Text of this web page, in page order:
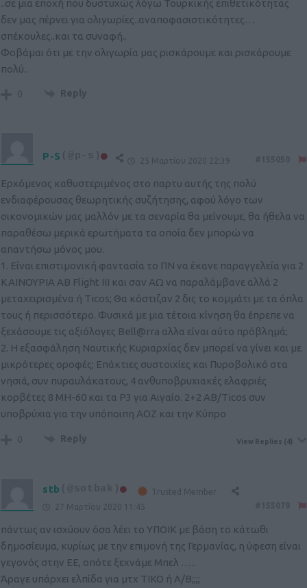
..σε μια εποχή που δυστυχώς λόγω Τουρκικής επιθετικότητας
δεν μας πέρνει για ολιγωρίες..αναποφασιστικότητες…
σπέκουλες..και τα συναφή..
Φοβάμαι ότι με την ολιγωρία μας ρισκάρουμε και ρισκάρουμε
πολύ..
0 Reply
P-S (@p-s) 25 Μαρτίου 2020 22:39
Ερχόμενος καθυστεριμένος στο παρτυ αυτής της πολύ
ενδιαφέρουσας θεωρητικής συζήτησης, αφού λόγο των
οικονομικών μας μαλλόν με τα σεναρία θα μείνουμε, θα ήθελα να
παραθέσω μερικά ερωτήματα τα οποία δεν μπορώ να
απαντήσω μόνος μου.
1. Είναι επιστιμονική φαντασία το ΠΝ να έκανε παραγγελεία για 2
ΚΑΙΝΟΥΡΙΑ ΑΒ Flight III και σαν ΑΩ να παραλάμβανε αλλά 2
μεταχειρισμένα ή Ticos; Θα κόστιζαν 2 δις το κομμάτι με τα όπλα
τους ή περισσότερο. Φυσικά με μια τέτοια κίνηση θα έπρεπε να
ξεχάσουμε τις αξιόλογες Bell@rra αλλα είναι αύτο πρόβλημά;
2. Η εξασφάληση Ναυτικής Κυριαρχίας δεν μπορεί να γίνει και με
μικρότερες οροφές; Επάκτιες συστοιχίες και Πυροβολικό στα
νησιά, συν πυραυλάκατους, 4 ανθυποβρυχιακές ελαφριές
κορβέτες 8 MH-60 και τα P3 για Αιγαίο. 2+2 ΑΒ/Ticos συν
υποβρύχια για την υπόποιπη ΑΟΖ και την Κύπρο
0 Reply View Replies (4)
stb (@sotbak)
Trusted Member
27 Μαρτίου 2020 11:45
πάντως αν ισχύουν όσα λέει το ΥΠΟΙΚ με βάση το κάτωθι
δημοσίευμα, κυρίως με την επιμονή της Γερμανίας, η ύφεση είναι
γεγονός στην ΕΕ, οπότε ξεχνάμε Μπελ …..
Άραγε υπάρχει ελπίδα για μτχ ΤΙΚΟ ή Α/Β;;;;